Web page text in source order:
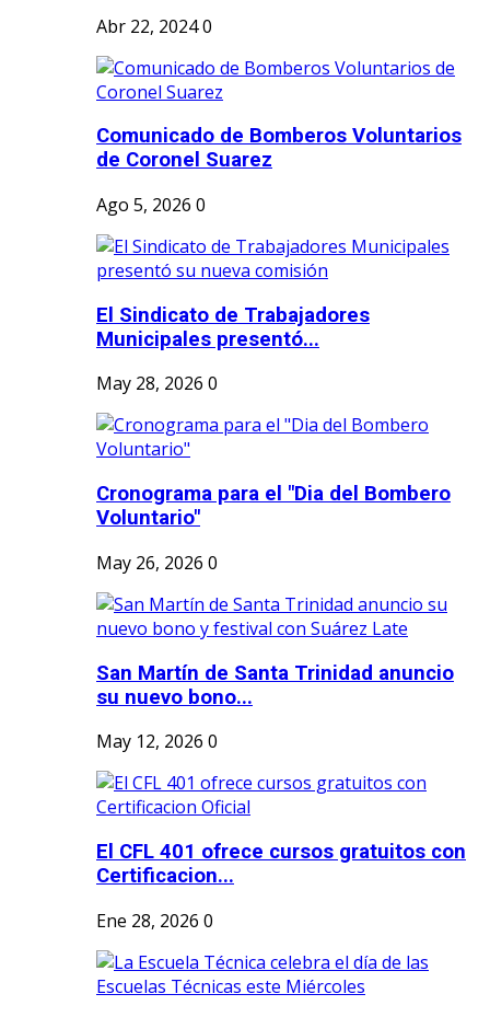
Abr 22, 20240
Comunicado de Bomberos Voluntarios
de Coronel Suarez
Ago 5, 2026 0
El Sindicato de Trabajadores
Municipales presentó...
May 28, 2026 0
Cronograma para el "Dia del Bombero
Voluntario"
May 26, 2026 0
San Martín de Santa Trinidad anuncio
su nuevo bono...
May 12, 2026 0
El CFL 401 ofrece cursos gratuitos con
Certificacion...
Ene 28, 2026 0